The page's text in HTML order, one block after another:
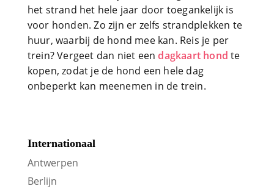
het strand het hele jaar door toegankelijk is
voor honden. Zo zijn er zelfs strandplekken te
huur, waarbij de hond mee kan. Reis je per
trein? Vergeet dan niet eendagkaart hond te
kopen, zodat je de hond een hele dag
onbeperkt kan meenemen in de trein.
Internationaal
Antwerpen
Berlijn